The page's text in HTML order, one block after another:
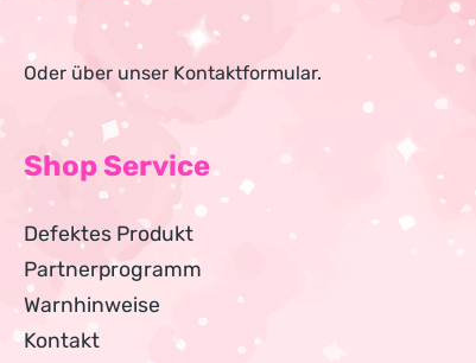
Oder über unser Kontaktformular.
Shop Service
Defektes Produkt
Partnerprogramm
Warnhinweise
Kontakt